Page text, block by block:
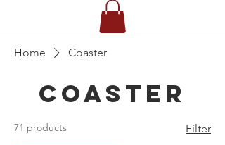
Home Coaster
Coaster
71 products Filter